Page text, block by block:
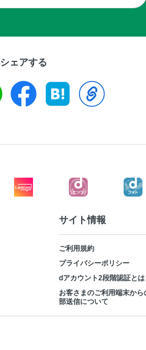
シェアする
サイト情報
ご利用規約
プライバシーポリシー
dアカウント2段階認証とは
お客さまのご利用端末から
部送信について